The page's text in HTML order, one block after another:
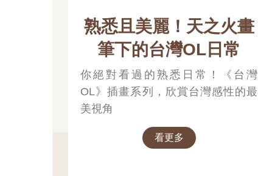
熟悉且美麗！天之火畫
筆下的台灣OL日常
你絕對看過的熟悉日常！《台灣
OL》插畫系列，欣賞台灣感性的最
美視角
看更多